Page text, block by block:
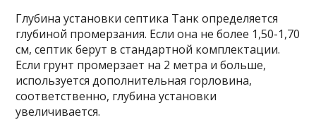
Глубина установки септика Танк определяется
глубиной промерзания. Если она не более 1,50-1,70
см, септик берут в стандартной комплектации.
Если грунт промерзает на 2 метра и больше,
используется дополнительная горловина,
соответственно, глубина установки
увеличивается.